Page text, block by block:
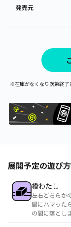
発売元
※在庫がなくなり次第終了
展開予定の遊び
橋わたし
左右どちらか
間にハマった
の間に落とし